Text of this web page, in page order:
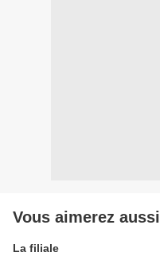
Vous aimerez aussi
La filiale